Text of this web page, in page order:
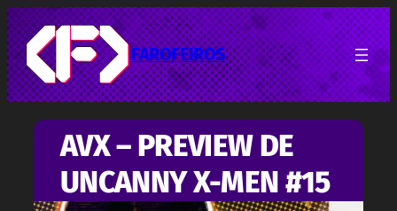
Pular
para
o
conteúdo
FAROFEIROS
AVX – PREVIEW DE
UNCANNY X-MEN #15